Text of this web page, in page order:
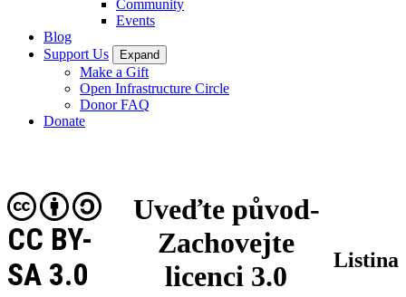
Community
Events
Blog
Support Us
Expand
Make a Gift
Open Infrastructure Circle
Donor FAQ
Donate
Uveďte původ-
Zachovejte
licenci 3.0
CC BY-
SA 3.0
Listina